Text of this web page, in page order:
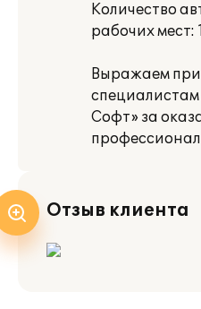
Количество
рабочих мест:
Выражаем
Софт» за
Отзыв клиента